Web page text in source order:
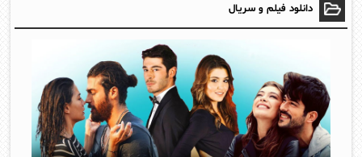
دانلود فیلم و سریال